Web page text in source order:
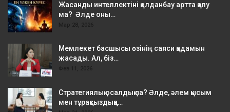
Жасанды интеллектіні қолданбау артта қалу
ма? Әлде оны…
Мар 28, 2026
Мемлекет басшысы өзінің саяси қадамын
жасады. Ал, біз…
Фев 11, 2026
Стратегиялық осалдық па? Әлде, әлем қысым
мен тұрақсыздыққа…